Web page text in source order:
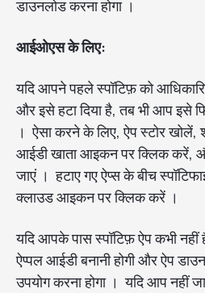
डाउनलोड करना होगा ।
आईओएस के लिए:
यदि आपने पहले स्पॉटिफ़ को
और इसे हटा दिया है, तब भी आप इसे
। ऐसा करने के लिए, ऐप स्टोर खोलें,
आईडी खाता आइकन पर क्लिक करें,
जाएं । हटाए गए ऐप्स के बीच
क्लाउड आइकन पर क्लिक करें ।
यदि आपके पास स्पॉटिफ़ ऐप कभी
ऐप्पल आईडी बनानी होगी और ऐप
उपयोग करना होगा । यदि आप नहीं